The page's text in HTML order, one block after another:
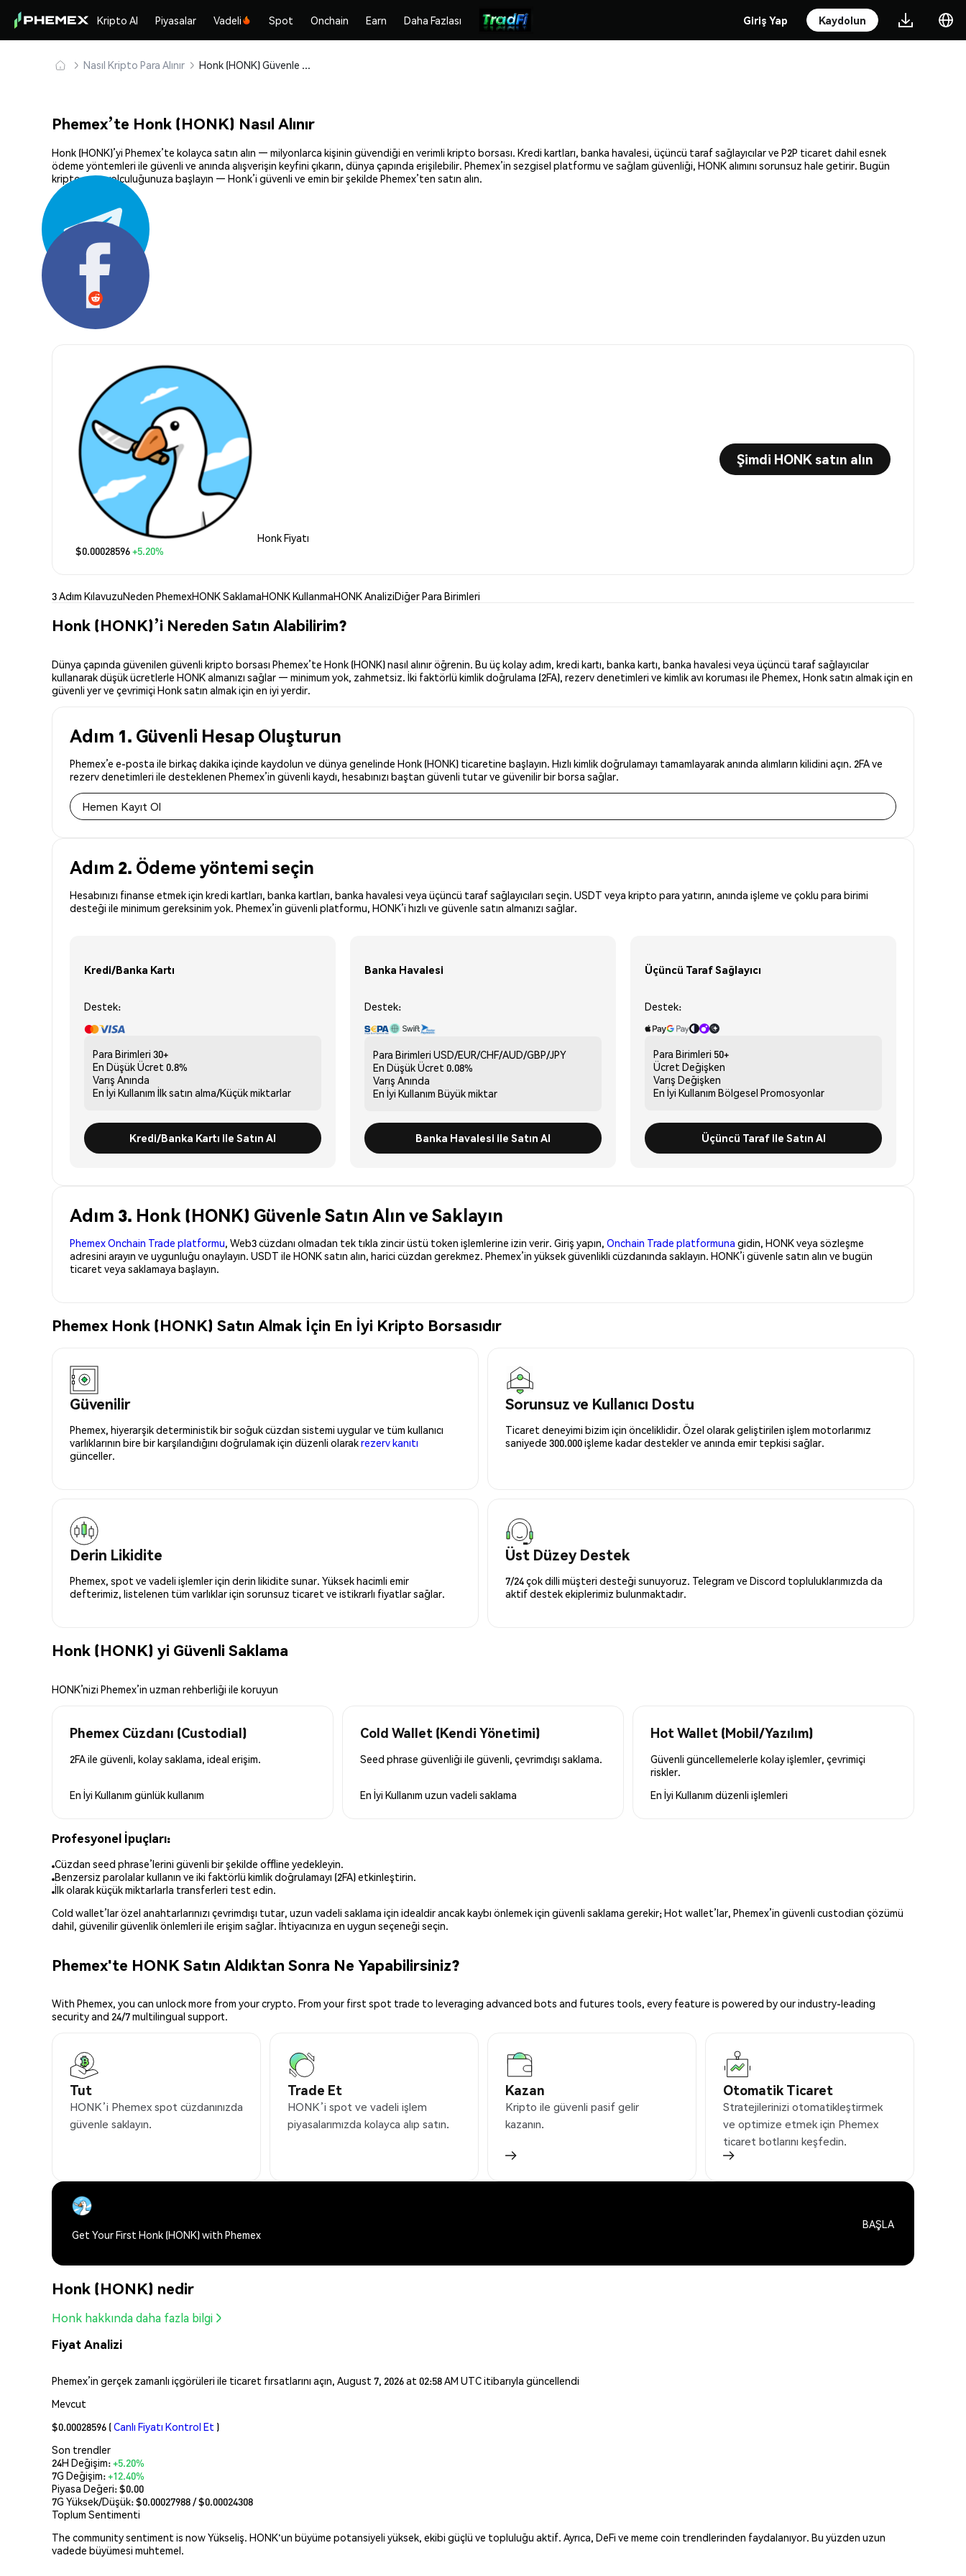
Kripto Al Piyasalar Vadeli Spot Onchain Earn Daha Fazlası Giriş Yap Kaydolun
Nasıl Kripto Para Alınır Honk (HONK) Güvenle Satın Alın ve Saklayın
Phemex’te Honk (HONK) Nasıl Alınır
Honk (HONK)’yi Phemex’te kolayca satın alın — milyonlarca kişinin güvendiği en verimli kripto borsası. Kredi kartları, banka havalesi, üçüncü taraf sağlayıcılar ve P2P ticaret dahil esnek
ödeme yöntemleri ile güvenli ve anında alışverişin keyfini çıkarın, dünya çapında erişilebilir. Phemex’in sezgisel platformu ve sağlam güvenliği, HONK alımını sorunsuz hale getirir. Bugün
kripto para yolculuğunuza başlayın — Honk’i güvenli ve emin bir şekilde Phemex’ten satın alın.
Honk Fiyatı
$0.00028596+5.20%
Şimdi HONK satın alın
3 Adım KılavuzuNeden PhemexHONK SaklamaHONK KullanmaHONK AnaliziDiğer Para Birimleri
Honk (HONK)’i Nereden Satın Alabilirim?
Dünya çapında güvenilen güvenli kripto borsası Phemex’te Honk (HONK) nasıl alınır öğrenin. Bu üç kolay adım, kredi kartı, banka kartı, banka havalesi veya üçüncü taraf sağlayıcılar
kullanarak düşük ücretlerle HONK almanızı sağlar — minimum yok, zahmetsiz. İki faktörlü kimlik doğrulama (2FA), rezerv denetimleri ve kimlik avı koruması ile Phemex, Honk satın almak için en
güvenli yer ve çevrimiçi Honk satın almak için en iyi yerdir.
Adım 1. Güvenli Hesap Oluşturun
Phemex’e e-posta ile birkaç dakika içinde kaydolun ve dünya genelinde Honk (HONK) ticaretine başlayın. Hızlı kimlik doğrulamayı tamamlayarak anında alımların kilidini açın. 2FA ve
rezerv denetimleri ile desteklenen Phemex’in güvenli kaydı, hesabınızı baştan güvenli tutar ve güvenilir bir borsa sağlar.
Hemen Kayıt Ol
Adım 2. Ödeme yöntemi seçin
Hesabınızı finanse etmek için kredi kartları, banka kartları, banka havalesi veya üçüncü taraf sağlayıcıları seçin. USDT veya kripto para yatırın, anında işleme ve çoklu para birimi
desteği ile minimum gereksinim yok. Phemex’in güvenli platformu, HONK’i hızlı ve güvenle satın almanızı sağlar.
Kredi/Banka Kartı
Destek:
Para Birimleri 30+
En Düşük Ücret 0.8%
Varış Anında
En İyi Kullanım İlk satın alma/Küçük miktarlar
Kredi/Banka Kartı ile Satın Al
Banka Havalesi
Destek:
Para Birimleri USD/EUR/CHF/AUD/GBP/JPY
En Düşük Ücret 0.08%
Varış Anında
En İyi Kullanım Büyük miktar
Banka Havalesi ile Satın Al
Üçüncü Taraf Sağlayıcı
Destek:
Para Birimleri 50+
Ücret Değişken
Varış Değişken
En İyi Kullanım Bölgesel Promosyonlar
Üçüncü Taraf ile Satın Al
Adım 3. Honk (HONK) Güvenle Satın Alın ve Saklayın
Phemex Onchain Trade platformu, Web3 cüzdanı olmadan tek tıkla zincir üstü token işlemlerine izin verir. Giriş yapın, Onchain Trade platformuna gidin, HONK veya sözleşme
adresini arayın ve uygunluğu onaylayın. USDT ile HONK satın alın, harici cüzdan gerekmez. Phemex’in yüksek güvenlikli cüzdanında saklayın. HONK’i güvenle satın alın ve bugün
ticaret veya saklamaya başlayın.
Phemex Honk (HONK) Satın Almak İçin En İyi Kripto Borsasıdır
Güvenilir
Phemex, hiyerarşik deterministik bir soğuk cüzdan sistemi uygular ve tüm kullanıcı
varlıklarının bire bir karşılandığını doğrulamak için düzenli olarakrezerv kanıtı
günceller.
Sorunsuz ve Kullanıcı Dostu
Ticaret deneyimi bizim için önceliklidir. Özel olarak geliştirilen işlem motorlarımız
saniyede 300.000 işleme kadar destekler ve anında emir tepkisi sağlar.
Derin Likidite
Phemex, spot ve vadeli işlemler için derin likidite sunar. Yüksek hacimli emir
defterimiz, listelenen tüm varlıklar için sorunsuz ticaret ve istikrarlı fiyatlar sağlar.
Üst Düzey Destek
7/24 çok dilli müşteri desteği sunuyoruz. Telegram ve Discord topluluklarımızda da
aktif destek ekiplerimiz bulunmaktadır.
Honk (HONK) yi Güvenli Saklama
HONK’nizi Phemex’in uzman rehberliği ile koruyun
Phemex Cüzdanı (Custodial)
2FA ile güvenli, kolay saklama, ideal erişim.
En İyi Kullanım günlük kullanım
Cold Wallet (Kendi Yönetimi)
Seed phrase güvenliği ile güvenli, çevrimdışı saklama.
En İyi Kullanım uzun vadeli saklama
Hot Wallet (Mobil/Yazılım)
Güvenli güncellemelerle kolay işlemler, çevrimiçi
riskler.
En İyi Kullanım düzenli işlemleri
Profesyonel İpuçları:
Cüzdan seed phrase’lerini güvenli bir şekilde offline yedekleyin.
Benzersiz parolalar kullanın ve iki faktörlü kimlik doğrulamayı (2FA) etkinleştirin.
İlk olarak küçük miktarlarla transferleri test edin.
Cold wallet’lar özel anahtarlarınızı çevrimdışı tutar, uzun vadeli saklama için idealdir ancak kaybı önlemek için güvenli saklama gerekir; Hot wallet’lar, Phemex’in güvenli custodian çözümü
dahil, güvenilir güvenlik önlemleri ile erişim sağlar. İhtiyacınıza en uygun seçeneği seçin.
Phemex'te HONK Satın Aldıktan Sonra Ne Yapabilirsiniz?
With Phemex, you can unlock more from your crypto. From your first spot trade to leveraging advanced bots and futures tools, every feature is powered by our industry-leading
security and 24/7 multilingual support.
Tut
HONK’i Phemex spot cüzdanınızda
güvenle saklayın.
Trade Et
HONK’i spot ve vadeli işlem
piyasalarımızda kolayca alıp satın.
Kazan
Kripto ile güvenli pasif gelir
kazanın.
Otomatik Ticaret
Stratejilerinizi otomatikleştirmek
ve optimize etmek için Phemex
ticaret botlarını keşfedin.
Get Your First Honk (HONK) with Phemex
BAŞLA
Honk (HONK) nedir
Honk hakkında daha fazla bilgi
Fiyat Analizi
Phemex’in gerçek zamanlı içgörüleri ile ticaret fırsatlarını açın, August 7, 2026 at 02:58 AM UTC itibarıyla güncellendi
Mevcut
$0.00028596 (Canlı Fiyatı Kontrol Et )
Son trendler
24H Değişim:+5.20%
7G Değişim:+12.40%
Piyasa Değeri:$0.00
7G Yüksek/Düşük: $0.00027988/ $0.00024308
Toplum Sentimenti
The community sentiment is now Yükseliş. HONK'un büyüme potansiyeli yüksek, ekibi güçlü ve topluluğu aktif. Ayrıca, DeFi ve meme coin trendlerinden faydalanıyor. Bu yüzden uzun
vadede büyümesi muhtemel.